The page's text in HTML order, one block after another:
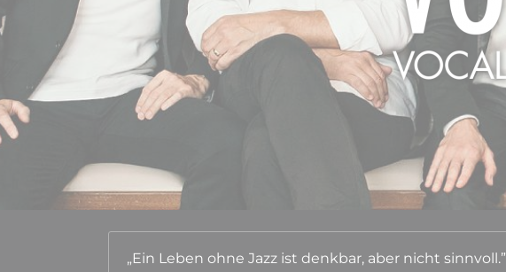
„Ein Leben ohne Jazz ist denkbar, aber nicht sinnvoll.”